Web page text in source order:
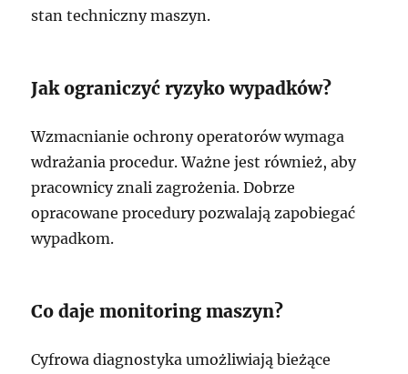
stan techniczny maszyn.
Jak ograniczyć ryzyko wypadków?
Wzmacnianie ochrony operatorów wymaga
wdrażania procedur. Ważne jest również, aby
pracownicy znali zagrożenia. Dobrze
opracowane procedury pozwalają zapobiegać
wypadkom.
Co daje monitoring maszyn?
Cyfrowa diagnostyka umożliwiają bieżące